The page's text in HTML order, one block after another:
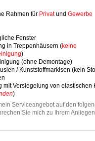
Rahmen fürPrivatund Gewerbe
Fenster
in Treppenhäusern (keine
)
(ohne Demontage)
/ Kunststoffmarkisen (kein
mit Versiegelung von elastischen
)
Serviceangebot auf den
Sie mich zu Ihrem Anliegen